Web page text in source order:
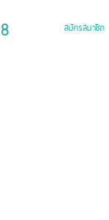
สมัครสมาชิก